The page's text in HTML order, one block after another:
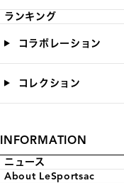
ランキング
コラボレーション
コレクション
INFORMATION
ニュース
About LeSportsac